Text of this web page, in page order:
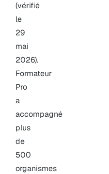
(vérifié
le
29
mai
2026).
Formateur
Pro
a
accompagné
plus
de
500
organismes